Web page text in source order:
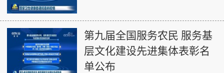
第九届全国服务农民 服务基
层文化建设先进集体表彰名
单公布